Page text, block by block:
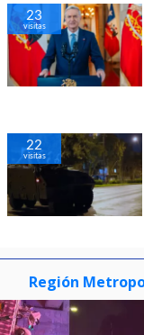
23
visitas
22
visitas
Región